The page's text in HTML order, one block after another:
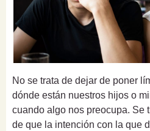
No se trata de dejar de poner
dónde están nuestros hijos o
cuando algo nos preocupa. Se
de que la intención con la que